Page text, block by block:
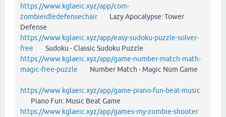
https://www.kglaeic.xyz/app/com-
zombieidledefensechairLazy Apocalypse: Tower
Defense
https://www.kglaeic.xyz/app/easy-sudoku-puzzle-solver-
free Sudoku - Classic Sudoku Puzzle
https://www.kglaeic.xyz/app/game-number-match-math-
magic-free-puzzle Number Match - Magic Num Game
https://www.kglaeic.xyz/app/game-piano-fun-beat-music
Piano Fun: Music Beat Game
https://www.kglaeic.xyz/app/games-my-zombie-shooter